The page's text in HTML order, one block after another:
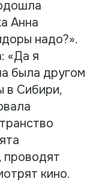
Анна
надо?».
«Да я
была другом
в Сибири,
проводят
кино.